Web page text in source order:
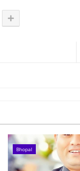
Bhopal